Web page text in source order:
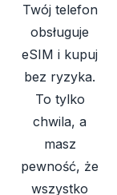
Twój telefon
obsługuje
eSIM i kupuj
bez ryzyka.
To tylko
chwila, a
masz
pewność, że
wszystko